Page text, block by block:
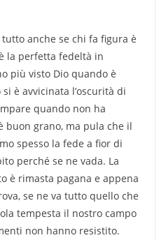
anche se chi fa figura è
la perfetta fedeltà in
più visto Dio quando è
è avvicinata l’oscurità di
quando non ha
buon grano, ma pula che il
spesso la fede a fior di
perché se ne vada. La
è rimasta pagana e appena
se ne va tutto quello che
tempesta il nostro campo
non hanno resistito.